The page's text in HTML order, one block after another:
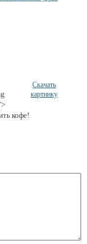
кофе!
Скачать
картинку